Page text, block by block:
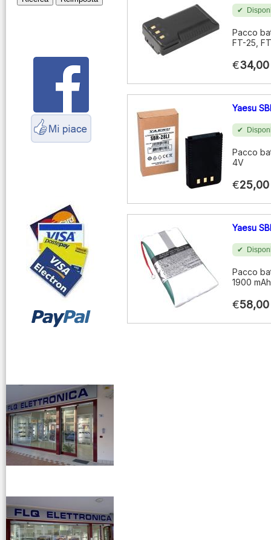
antenne e cavi
Servizio
Radioelettrico
Pacco
FT-25,
€34,00
Yaesu
Pacco
4V
€25,00
Yaesu
Pacco
1900 mAh
€58,00